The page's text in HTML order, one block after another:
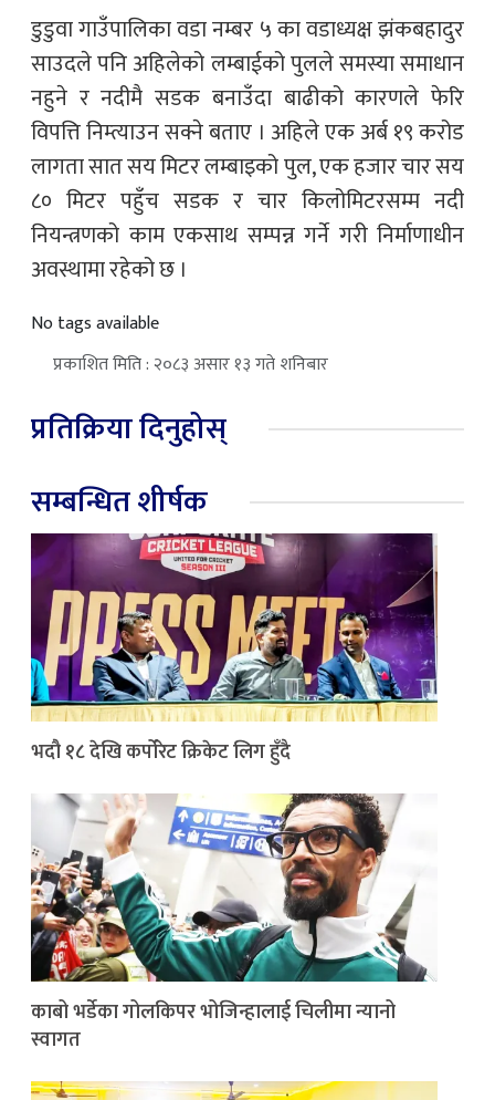
डुडुवा गाउँपालिका वडा नम्बर ५ का वडाध्यक्ष झंकबहादुर
साउदले पनि अहिलेको लम्बाईको पुलले समस्या समाधान
नहुने र नदीमै सडक बनाउँदा बाढीको कारणले फेरि
विपत्ति निम्त्याउन सक्ने बताए । अहिले एक अर्ब १९ करोड
लागता सात सय मिटर लम्बाइको पुल, एक हजार चार सय
८० मिटर पहुँच सडक र चार किलोमिटरसम्म नदी
नियन्त्रणको काम एकसाथ सम्पन्न गर्ने गरी निर्माणाधीन
अवस्थामा रहेको छ ।
No tags available
प्रकाशित मिति : २०८३ असार १३ गते शनिबार
प्रतिक्रिया दिनुहोस्
सम्बन्धित शीर्षक
भदौ १८ देखि कर्पोरेट क्रिकेट लिग हुँदै
काबो भर्डेका गोलकिपर भोजिन्हालाई चिलीमा न्यानो
स्वागत